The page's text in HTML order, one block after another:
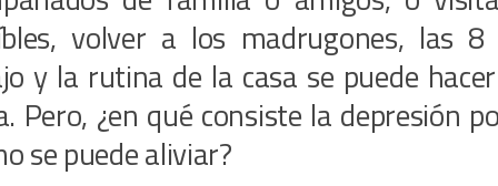
volver a los madrugones, las
y la rutina de la casa se puede
Pero, ¿en qué consiste la depresión
se puede aliviar?